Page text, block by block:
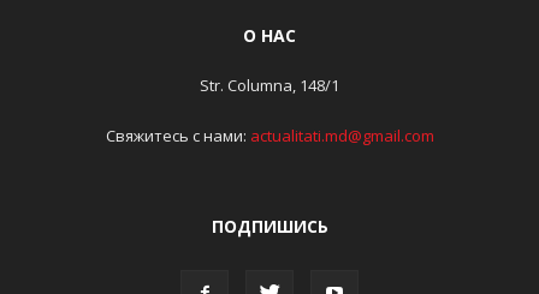
О НАС
Str. Columna, 148/1
Свяжитесь с нами: actualitati.md@gmail.com
ПОДПИШИСЬ